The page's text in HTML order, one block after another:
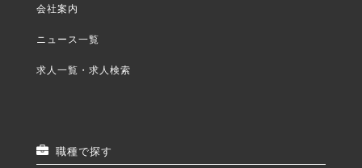
会社案内
ニュース一覧
求人一覧・求人検索
職種で探す